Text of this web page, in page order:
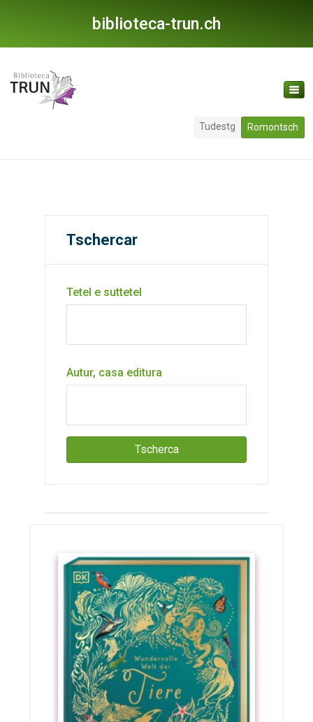
biblioteca-trun.ch
Tudestg Romontsch
Tschercar
Tetel e suttetel
Autur, casa editura
Tscherca